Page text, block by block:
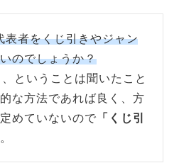
表者をくじ引きやジャン
のでしょうか？
ということは聞いたこと
な方法であれば良く、方
めていないので 「くじ引